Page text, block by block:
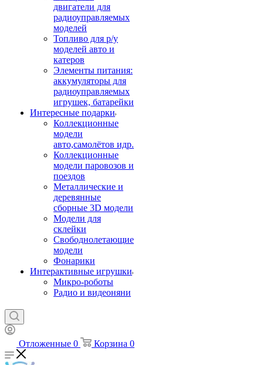
двигатели для
радиоуправляемых
моделей
Топливо для р/у
моделей авто и
катеров
Элементы питания:
аккумуляторы для
радиоуправляемых
игрушек, батарейки
Интересные подарки
Коллекционные
модели
авто,самолётов идр.
Коллекционные
модели паровозов и
поездов
Металлические и
деревянные
сборные 3D модели
Модели для
склейки
Свободнолетающие
модели
Фонарики
Интерактивные игрушки
Микро-роботы
Радио и видеоняни
Отложенные 0 Корзина 0